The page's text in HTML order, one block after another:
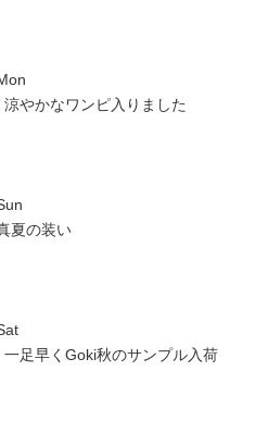
涼やかなワンピ入りました
夏の装い
一足早くGoki秋のサンプル入荷